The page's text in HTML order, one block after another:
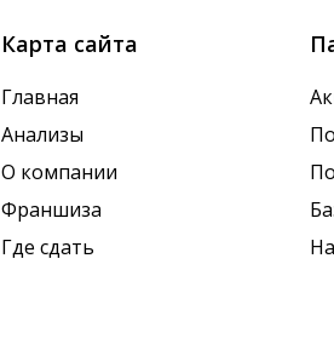
Карта сайта
Главная
Анализы
О компании
Франшиза
Где сдать